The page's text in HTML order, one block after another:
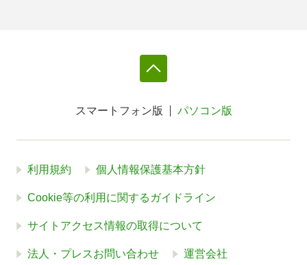
スマートフォン版 パソコン版
利用規約 個人情報保護基本方針
Cookie等の利用に関するガイドライン
サイトアクセス情報の取得について
法人・プレスお問い合わせ 運営会社